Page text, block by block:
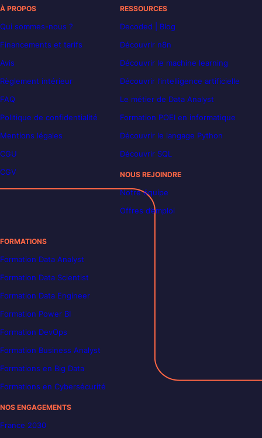
À PROPOS
Qui sommes-nous ?
Financements et tarifs
Avis
Règlement intérieur
FAQ
Politique de confidentialité
Mentions légales
CGU
CGV
RESSOURCES
Decoded | Blog
Découvrir n8n
Découvrir le machine learning
Découvrir l’intelligence artificielle
Le métier de Data Analyst
Formation POEI en informatique
Découvrir le langage Python
Découvrir SQL
NOUS REJOINDRE
Notre équipe
Offres d’emploi
FORMATIONS
Formation Data Analyst
Formation Data Scientist
Formation Data Engineer
Formation Power BI
Formation DevOps
Formation Business Analyst
Formations en Big Data
Formations en Cybersécurité
NOS ENGAGEMENTS
France 2030